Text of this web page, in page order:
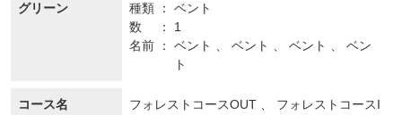
グリーン 種類
ベント
数
1
名前
ベント 、 ベント 、 ベント 、 ベン
ト
コース名
フォレストコースOUT 、 フォレストコースI